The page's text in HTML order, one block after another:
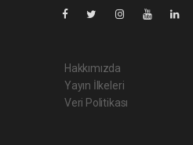
Hakkımızda
Yayın İlkeleri
Veri Politikası